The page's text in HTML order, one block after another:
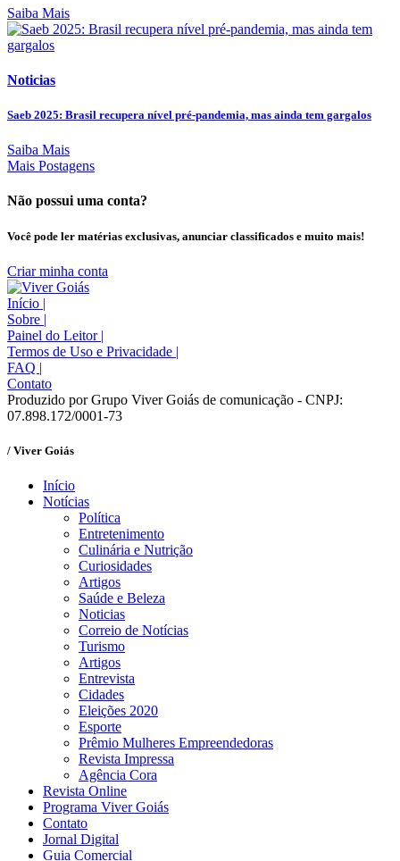
Saiba Mais
Noticias
Saeb 2025: Brasil recupera nível pré-pandemia, mas ainda tem gargalos
Saiba Mais
Mais Postagens
Não possui uma conta?
Você pode ler matérias exclusivas, anunciar classificados e muito mais!
Criar minha conta
Início |
Sobre |
Painel do Leitor |
Termos de Uso e Privacidade |
FAQ |
Contato
Produzido por Grupo Viver Goiás de comunicação - CNPJ:
07.898.172/0001-73
/ Viver Goiás
Início
Notícias
Política
Entretenimento
Culinária e Nutrição
Curiosidades
Artigos
Saúde e Beleza
Noticias
Correio de Notícias
Turismo
Artigos
Entrevista
Cidades
Eleições 2020
Esporte
Prêmio Mulheres Empreendedoras
Revista Impressa
Agência Cora
Revista Online
Programa Viver Goiás
Contato
Jornal Digital
Guia Comercial